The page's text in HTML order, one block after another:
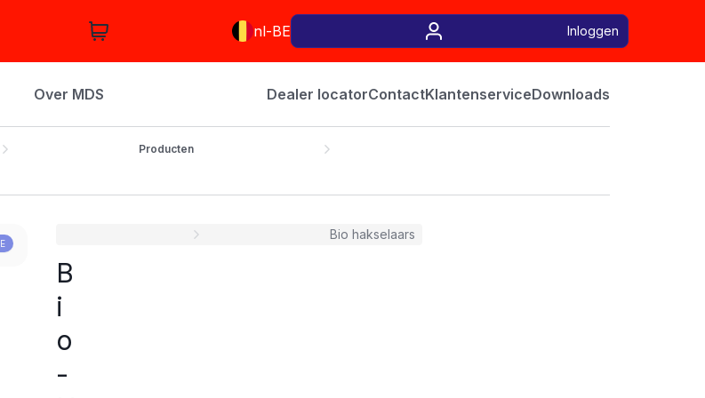
nl-BE Inloggen
Over MDS Dealer locatorContactKlantenserviceDownloads
Producten
Bio hakselaars
B
i
o
-